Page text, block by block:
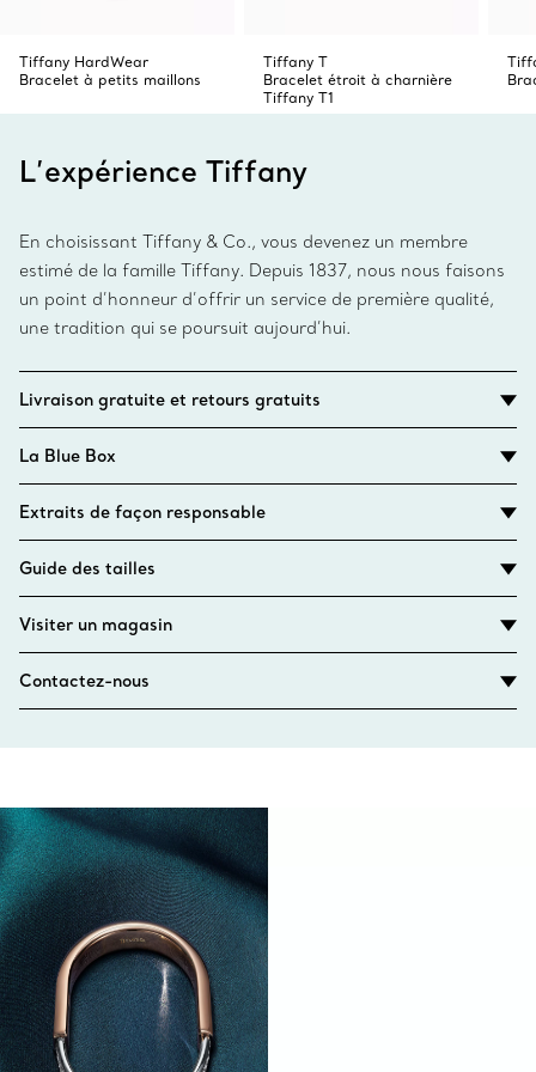
Tiffany HardWear
Bracelet à petits maillons
Tiffany T
Bracelet étroit à charnière
Tiffany T1
L’expérience Tiffany
En choisissant Tiffany & Co., vous devenez un membre
estimé de la famille Tiffany. Depuis 1837, nous nous faisons
un point d’honneur d’offrir un service de première qualité,
une tradition qui se poursuit aujourd’hui.
Livraison gratuite et retours gratuits
La Blue Box
Extraits de façon responsable
Guide des tailles
Visiter un magasin
Contactez-nous